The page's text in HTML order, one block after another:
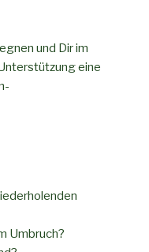
und Dir im
eine
Umbruch?